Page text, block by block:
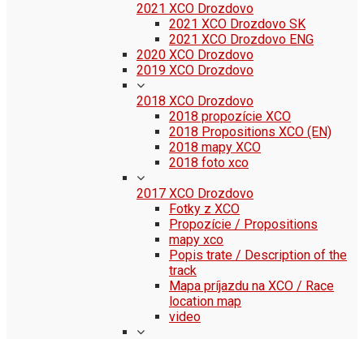
2021 XCO Drozdovo
2021 XCO Drozdovo SK
2021 XCO Drozdovo ENG
2020 XCO Drozdovo
2019 XCO Drozdovo
2018 XCO Drozdovo
2018 propozície XCO
2018 Propositions XCO (EN)
2018 mapy XCO
2018 foto xco
2017 XCO Drozdovo
Fotky z XCO
Propozície / Propositions
mapy xco
Popis trate / Description of the
track
Mapa príjazdu na XCO / Race
location map
video